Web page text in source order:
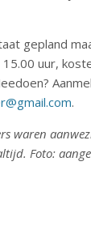
gepland
uur,
.
waren
Foto: